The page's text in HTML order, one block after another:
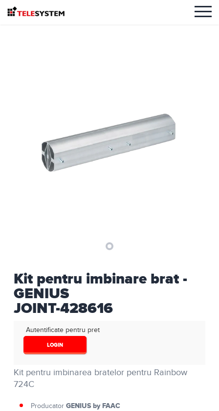
Kit pentru imbinare brat -
GENIUS
JOINT-428616
Autentificate pentru pret
LOGIN
Kit pentru imbinarea bratelor pentru Rainbow
724C
Producator GENIUS by FAAC